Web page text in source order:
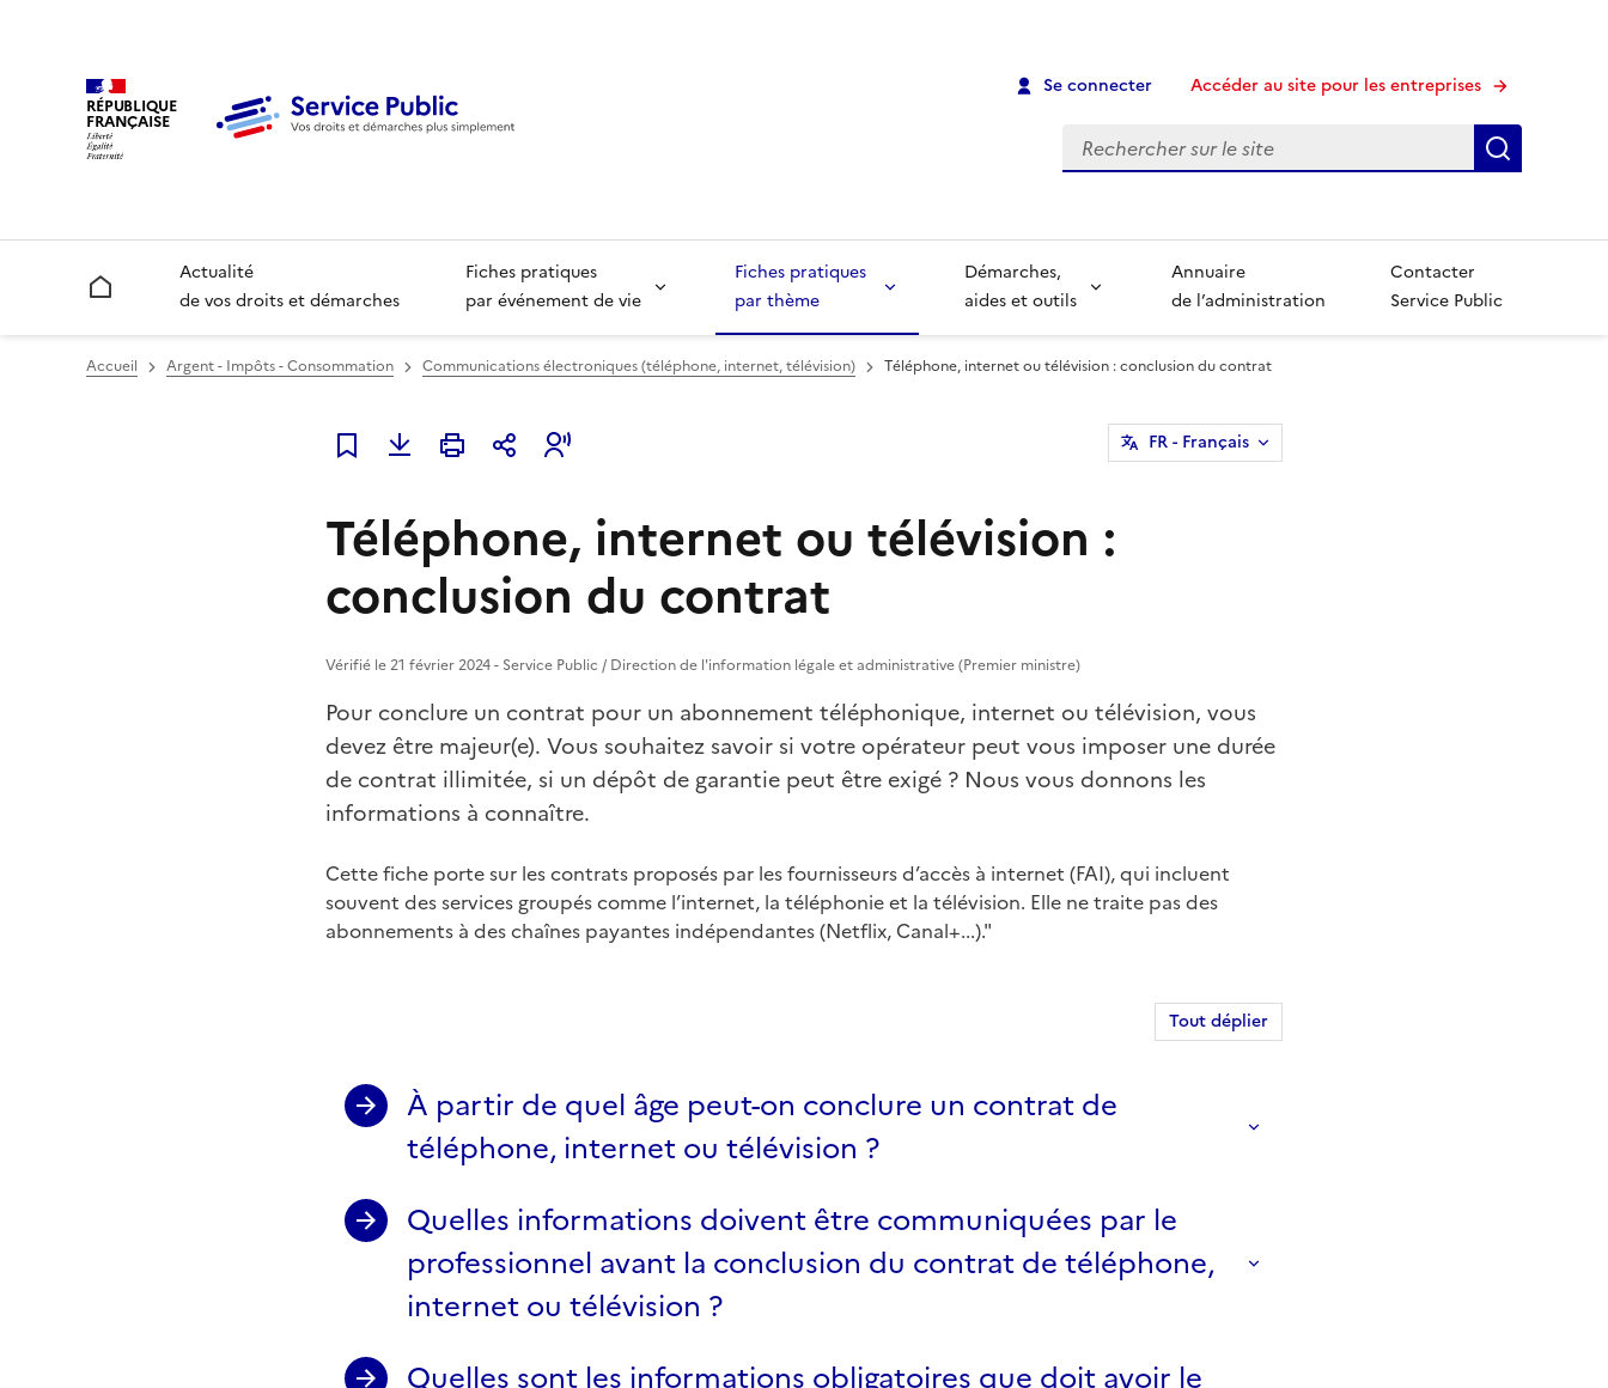
RÉPUBLIQUE
FRANÇAISE
Se connecter Accéder au site pour les entreprises
Recherche
Accueil
Actualité
de vos droits et démarches
Fiches pratiques
par événement de vie
Fiches pratiques
par thème
Démarches,
aides et outils
Annuaire
de l’administration
Contacter
Service Public
Accueil Argent - Impôts - Consommation Communications électroniques (téléphone, internet, télévision) Téléphone, internet ou télévision : conclusion du contrat
Ajouter à mes favoris
FR- Français
Téléphone, internet ou télévision :
conclusion du contrat
Vérifié le 21 février 2024 - Service Public / Direction de l'information légale et administrative (Premier ministre)
Pour conclure un contrat pour un abonnement téléphonique, internet ou télévision, vous
devez être majeur(e). Vous souhaitez savoir si votre opérateur peut vous imposer une durée
de contrat illimitée, si un dépôt de garantie peut être exigé ? Nous vous donnons les
informations à connaître.
Cette fiche porte sur les contrats proposés par les fournisseurs d’accès à internet (FAI), qui incluent
souvent des services groupés comme l’internet, la téléphonie et la télévision. Elle ne traite pas des
abonnements à des chaînes payantes indépendantes (Netflix, Canal+...)."
Tout déplier
À partir de quel âge peut-on conclure un contrat de
téléphone, internet ou télévision ?
Quelles informations doivent être communiquées par le
professionnel avant la conclusion du contrat de téléphone,
internet ou télévision ?
Quelles sont les informations obligatoires que doit avoir le